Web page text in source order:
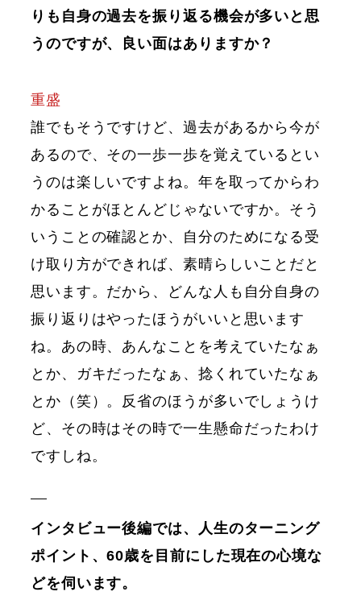
りも自身の過去を振り返る機会が多いと思
うのですが、良い面はありますか？
重盛
誰でもそうですけど、過去があるから今が
あるので、その一歩一歩を覚えているとい
うのは楽しいですよね。年を取ってからわ
かることがほとんどじゃないですか。そう
いうことの確認とか、自分のためになる受
け取り方ができれば、素晴らしいことだと
思います。だから、どんな人も自分自身の
振り返りはやったほうがいいと思います
ね。あの時、あんなことを考えていたなぁ
とか、ガキだったなぁ、捻くれていたなぁ
とか（笑）。反省のほうが多いでしょうけ
ど、その時はその時で一生懸命だったわけ
ですしね。
インタビュー後編では、人生のターニング
ポイント、60歳を目前にした現在の心境な
どを伺います。